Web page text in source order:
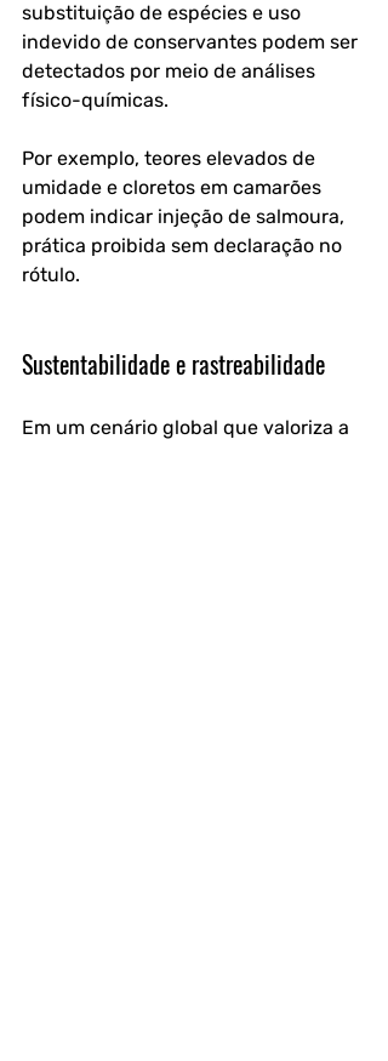
substituição de espécies e uso
indevido de conservantes podem ser
detectados por meio de análises
físico-químicas.
Por exemplo, teores elevados de
umidade e cloretos em camarões
podem indicar injeção de salmoura,
prática proibida sem declaração no
rótulo.
Sustentabilidade e rastreabilidade
Em um cenário global que valoriza a